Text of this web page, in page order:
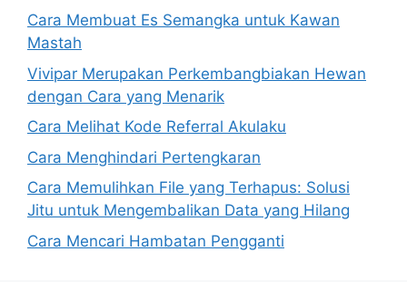
Cara Membuat Es Semangka untuk Kawan
Mastah
Vivipar Merupakan Perkembangbiakan Hewan
dengan Cara yang Menarik
Cara Melihat Kode Referral Akulaku
Cara Menghindari Pertengkaran
Cara Memulihkan File yang Terhapus: Solusi
Jitu untuk Mengembalikan Data yang Hilang
Cara Mencari Hambatan Pengganti